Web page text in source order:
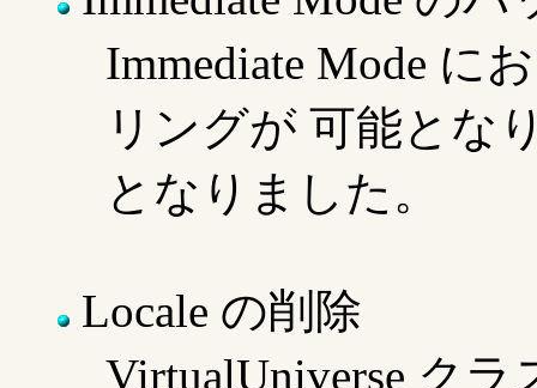
Immediate Mode に
リングが 可能とな
となりました。
Locale の削除
VirtualUniverse ク